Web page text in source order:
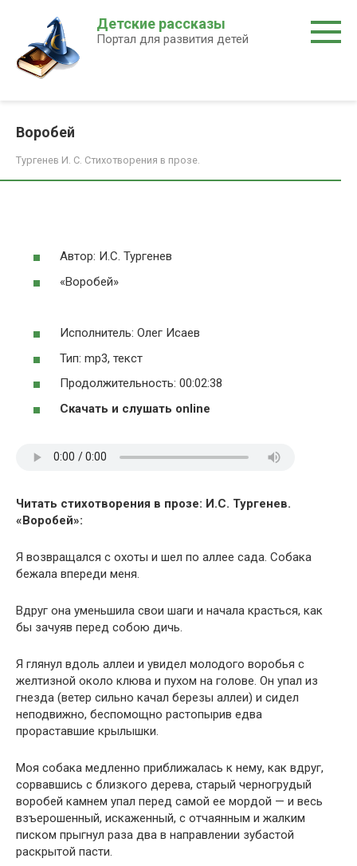
контенту
Детские рассказы
Портал для развития детей
Воробей
Тургенев И. С. Стихотворения в прозе.
Автор: И.С. Тургенев
«Воробей»
Исполнитель: Олег Исаев
Тип: mp3, текст
Продолжительность: 00:02:38
Скачать и слушать online
Читать стихотворения в прозе: И.С. Тургенев.
«Воробей»:
Я возвращался с охоты и шел по аллее сада. Собака
бежала впереди меня.
Вдруг она уменьшила свои шаги и начала красться, как
бы зачуяв перед собою дичь.
Я глянул вдоль аллеи и увидел молодого воробья с
желтизной около клюва и пухом на голове. Он упал из
гнезда (ветер сильно качал березы аллеи) и сидел
неподвижно, беспомощно растопырив едва
прораставшие крылышки.
Моя собака медленно приближалась к нему, как вдруг,
сорвавшись с близкого дерева, старый черногрудый
воробей камнем упал перед самой ее мордой — и весь
взъерошенный, искаженный, с отчаянным и жалким
писком прыгнул раза два в направлении зубастой
раскрытой пасти.